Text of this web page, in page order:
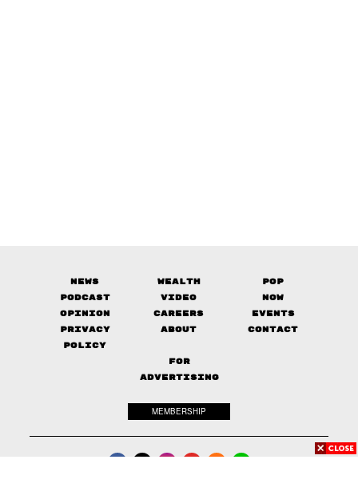
News Wealth
Pop
Podcast
Video
Now
Opinion
Careers
Events
Privacy
Policy
About Contact
FOR
ADVERTISING
MEMBERSHIP